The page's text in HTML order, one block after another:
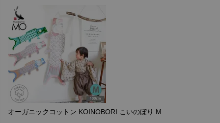
オーガニックコットン KOINOBORI こいのぼり M